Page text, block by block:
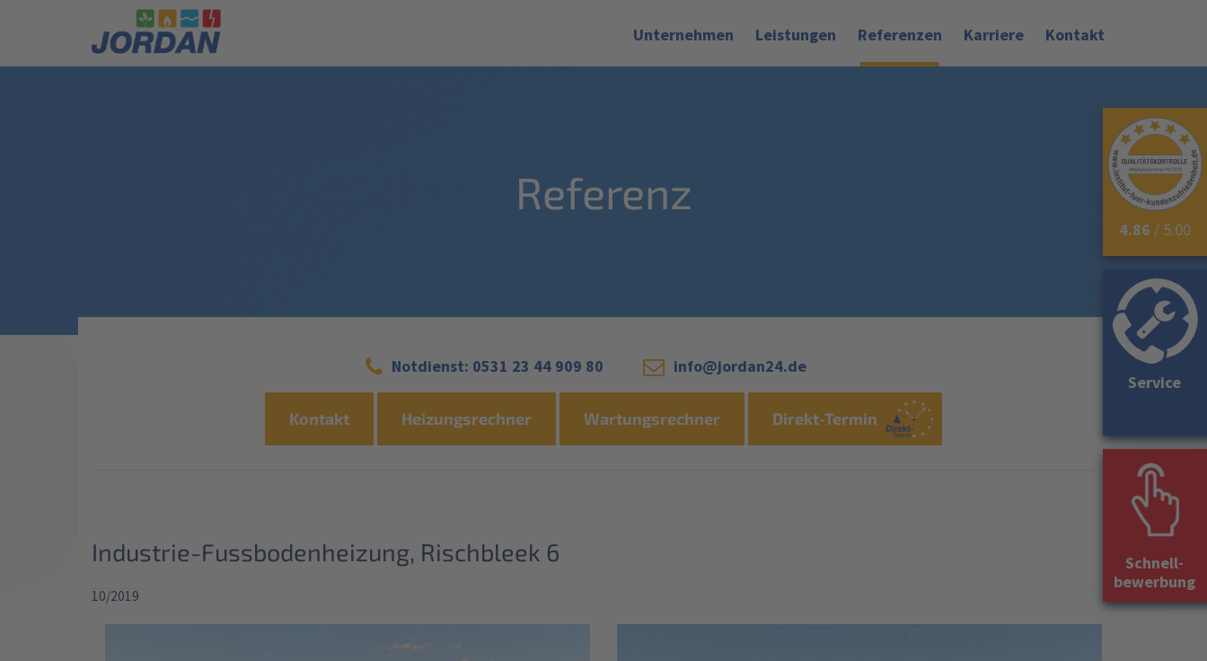
Unternehmen Leistungen Referenzen Karriere Kontakt
4.86 / 5.00
Service
Schnell-
bewerbung
./Public/CSS/import/custom.css-928-
Referenz
Notdienst: 0531 23 44 909 80 info@jordan24.de
Kontakt Heizungsrechner Wartungsrechner Direkt-Termin
Industrie-Fussbodenheizung, Rischbleek 6
10/2019